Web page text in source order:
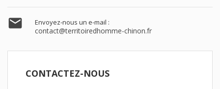
 Envoyez-nous un e-mail :
contact@territoiredhomme-chinon.fr
CONTACTEZ-NOUS